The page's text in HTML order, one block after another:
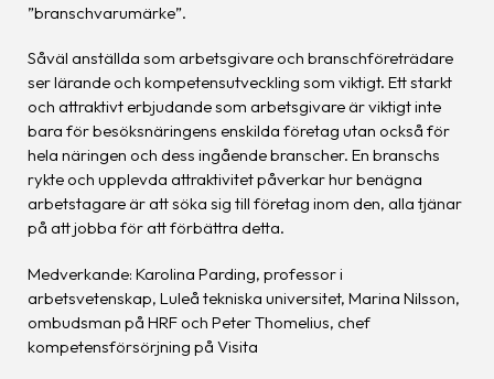
”branschvarumärke”.
Såväl anställda som arbetsgivare och branschföreträdare
ser lärande och kompetensutveckling som viktigt. Ett starkt
och attraktivt erbjudande som arbetsgivare är viktigt inte
bara för besöksnäringens enskilda företag utan också för
hela näringen och dess ingående branscher. En branschs
rykte och upplevda attraktivitet påverkar hur benägna
arbetstagare är att söka sig till företag inom den, alla tjänar
på att jobba för att förbättra detta.
Medverkande: Karolina Parding, professor i
arbetsvetenskap, Luleå tekniska universitet, Marina Nilsson,
ombudsman på HRF och Peter Thomelius, chef
kompetensförsörjning på Visita